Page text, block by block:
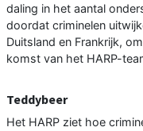
daling in het aantal
doordat criminelen
Duitsland en Frankrijk,
komst van het HARP-
Teddybeer
Het HARP ziet hoe